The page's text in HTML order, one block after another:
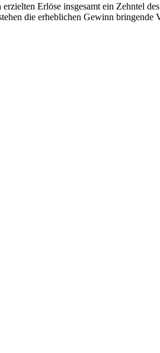
Erlöse insgesamt ein Zehntel
die erheblichen Gewinn bringende